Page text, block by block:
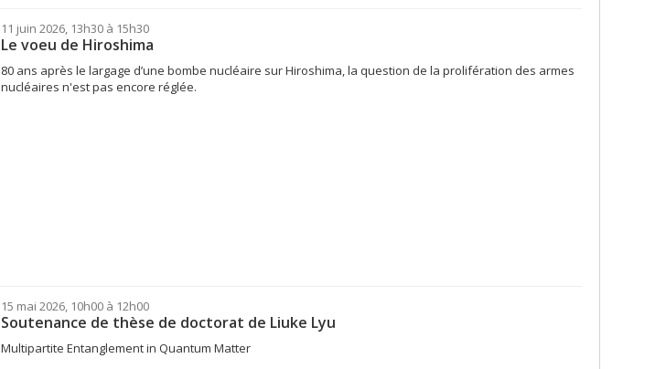
11 juin 2026, 13h30 à 15h30
Le voeu de Hiroshima
80 ans après le largage d’une bombe nucléaire sur Hiroshima, la question de la prolifération des armes
nucléaires n'est pas encore réglée.
15 mai 2026, 10h00 à 12h00
Soutenance de thèse de doctorat de Liuke Lyu
Multipartite Entanglement in Quantum Matter